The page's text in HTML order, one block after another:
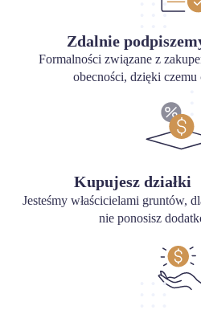
Zdalnie
Formalności związane z
obecności, dzięki czemu
Kupujesz działki
Jesteśmy właścicielami gruntów,
nie ponosisz